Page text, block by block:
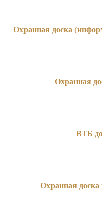
Охранная доска
Охранная
ВТБ
Охранная